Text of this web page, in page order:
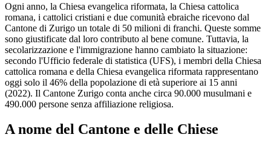
Ogni anno, la Chiesa evangelica riformata, la Chiesa cattolica
romana, i cattolici cristiani e due comunità ebraiche ricevono dal
Cantone di Zurigo un totale di 50 milioni di franchi. Queste somme
sono giustificate dal loro contributo al bene comune. Tuttavia, la
secolarizzazione e l'immigrazione hanno cambiato la situazione:
secondo l'Ufficio federale di statistica (UFS), i membri della Chiesa
cattolica romana e della Chiesa evangelica riformata rappresentano
oggi solo il 46% della popolazione di età superiore ai 15 anni
(2022). Il Cantone Zurigo conta anche circa 90.000 musulmani e
490.000 persone senza affiliazione religiosa.
A nome del Cantone e delle Chiese